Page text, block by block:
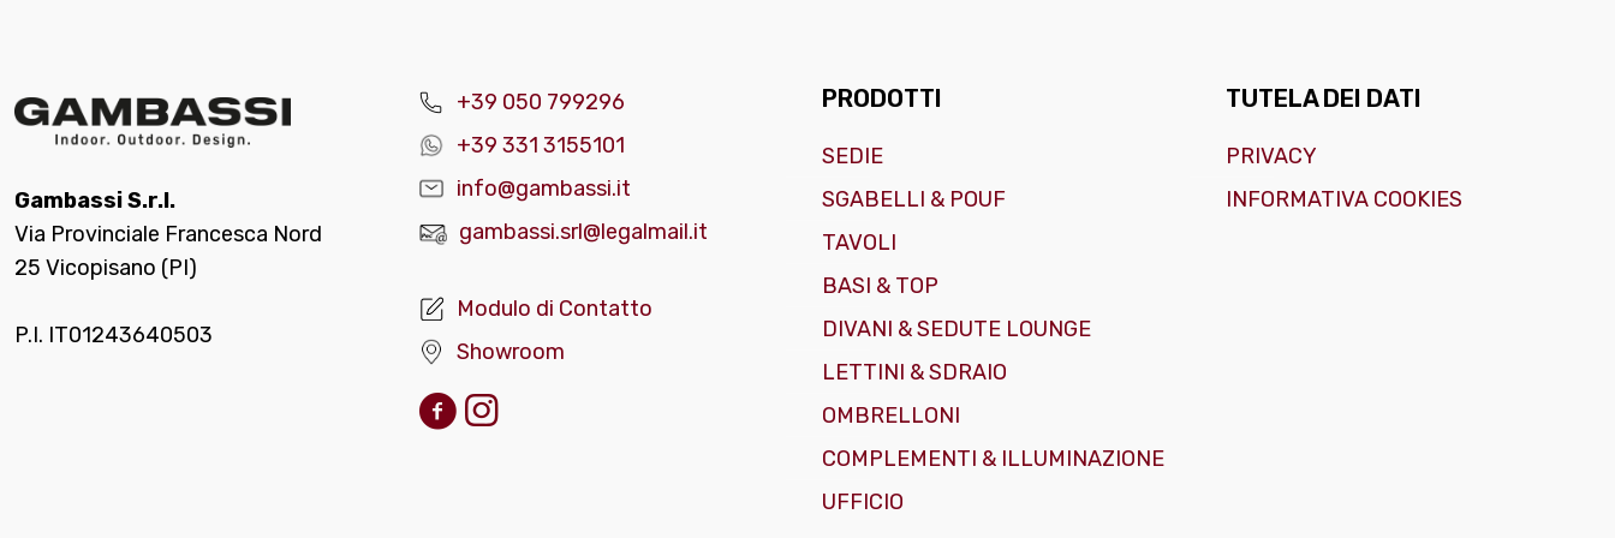
Gambassi S.r.l.
Via Provinciale Francesca Nord
25 Vicopisano (PI)
P.I. IT01243640503
+39 050 799296
+39 331 3155101
info@gambassi.it
gambassi.srl@legalmail.it
Modulo di Contatto
Showroom
PRODOTTI
SEDIE
SGABELLI & POUF
TAVOLI
BASI & TOP
DIVANI & SEDUTE LOUNGE
LETTINI & SDRAIO
OMBRELLONI
COMPLEMENTI & ILLUMINAZIONE
UFFICIO
TUTELA DEI DATI
PRIVACY
INFORMATIVA COOKIES